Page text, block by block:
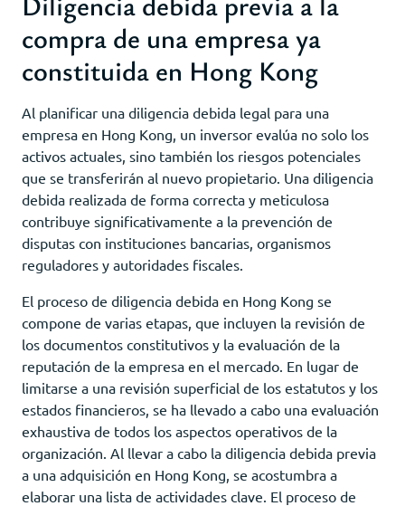
compra de una empresa ya
constituida en Hong Kong
Al planificar una diligencia debida legal para una
empresa en Hong Kong, un inversor evalúa no solo los
activos actuales, sino también los riesgos potenciales
que se transferirán al nuevo propietario. Una diligencia
debida realizada de forma correcta y meticulosa
contribuye significativamente a la prevención de
disputas con instituciones bancarias, organismos
reguladores y autoridades fiscales.
El proceso de diligencia debida en Hong Kong se
compone de varias etapas, que incluyen la revisión de
los documentos constitutivos y la evaluación de la
reputación de la empresa en el mercado. En lugar de
limitarse a una revisión superficial de los estatutos y los
estados financieros, se ha llevado a cabo una evaluación
exhaustiva de todos los aspectos operativos de la
organización. Al llevar a cabo la diligencia debida previa
a una adquisición en Hong Kong, se acostumbra a
elaborar una lista de actividades clave. El proceso de